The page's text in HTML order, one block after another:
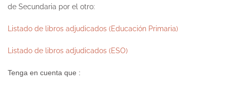
de Secundaria por el otro:
Listado de libros adjudicados (Educación Primaria)
Listado de libros adjudicados (ESO)
Tenga en cuenta que :